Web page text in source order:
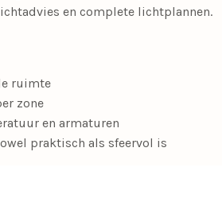
en complete lichtplannen.
ruimte
zone
en armaturen
praktisch als sfeervol is